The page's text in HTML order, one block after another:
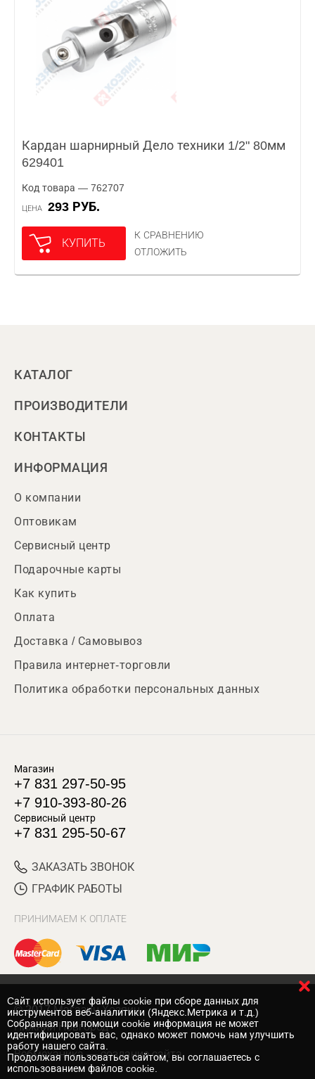
Кардан шарнирный Дело техники 1/2" 80мм
629401
Код товара — 762707
ЦЕНА 293 РУБ.
КУПИТЬ
К СРАВНЕНИЮ
ОТЛОЖИТЬ
КАТАЛОГ
ПРОИЗВОДИТЕЛИ
КОНТАКТЫ
ИНФОРМАЦИЯ
О компании
Оптовикам
Сервисный центр
Подарочные карты
Как купить
Оплата
Доставка / Самовывоз
Правила интернет-торговли
Политика обработки персональных данных
Магазин
+7 831 297-50-95
+7 910-393-80-26
Сервисный центр
+7 831 295-50-67
ЗАКАЗАТЬ ЗВОНОК
ГРАФИК РАБОТЫ
ПРИНИМАЕМ К ОПЛАТЕ
© 2017 Магазин Хозяин
Нижний Новгород
Вебмеханика — создание сайта
Cайт использует файлы cookie при сборе данных для
инструментов веб-аналитики (Яндекс.Метрика и т.д.)
Собранная при помощи cookie информация не может
идентифицировать вас, однако может помочь нам улучшить
работу нашего сайта.
Продолжая пользоваться сайтом, вы соглашаетесь с
использованием файлов cookie.